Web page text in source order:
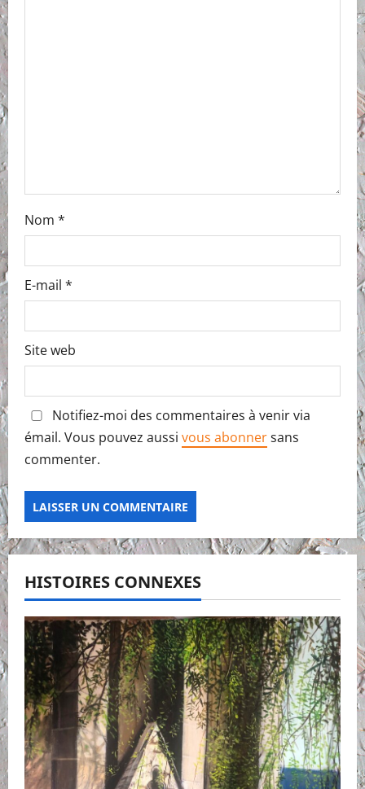
Nom *
E-mail *
Site web
Notifiez-moi des commentaires à venir via
émail. Vous pouvez aussi vous abonnersans
commenter.
HISTOIRES CONNEXES